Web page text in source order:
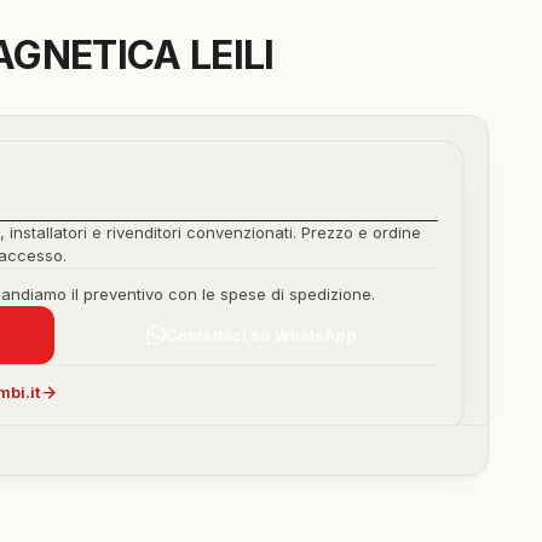
LEILI
installatori e rivenditori convenzionati. Prezzo e ordine
il preventivo con le spese di spedizione.